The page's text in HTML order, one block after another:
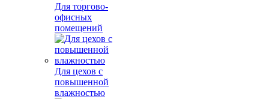
Для торгово-
офисных
помещений
Для цехов с
повышенной
влажностью